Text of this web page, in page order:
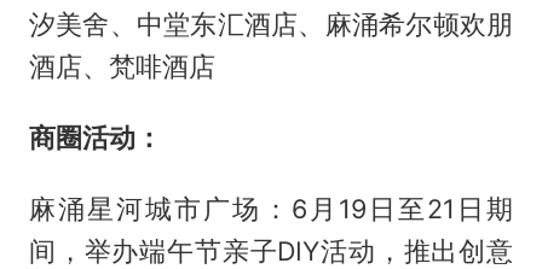
汐美舍、中堂东汇酒店、麻涌希尔顿欢朋
酒店、梵啡酒店
商圈活动：
麻涌星河城市广场：6月19日至21日期
间，举办端午节亲子DIY活动，推出创意